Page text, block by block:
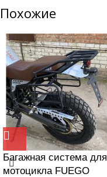
Похожие
Багажная система для
мотоцикла FUEGO